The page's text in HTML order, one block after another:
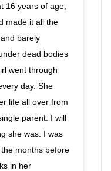
16 years of age,
made it all the
barely
dead bodies
went through
day. She
life all over from
parent. I will
she was. I was
months before
in her